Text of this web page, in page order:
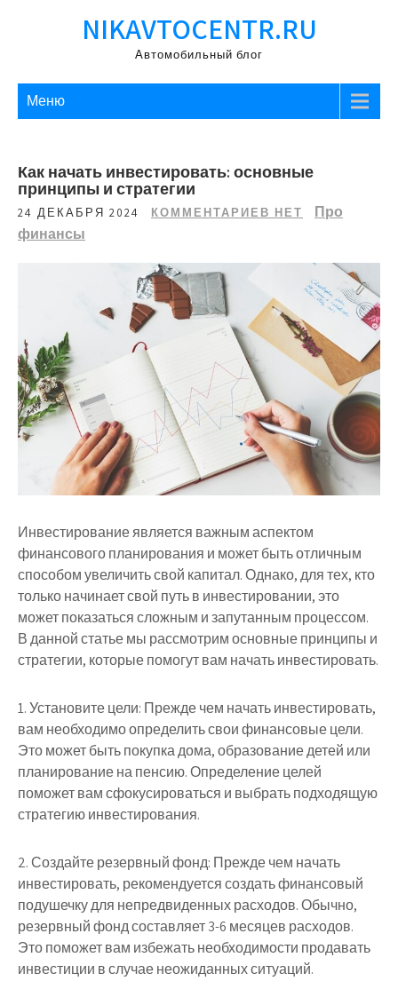
NIKAVTOCENTR.RU
Автомобильный блог
Меню
Как начать инвестировать: основные
принципы и стратегии
24 ДЕКАБРЯ 2024 КОММЕНТАРИЕВ НЕТ
Про
финансы
Инвестирование является важным аспектом
финансового планирования и может быть отличным
способом увеличить свой капитал. Однако, для тех, кто
только начинает свой путь в инвестировании, это
может показаться сложным и запутанным процессом.
В данной статье мы рассмотрим основные принципы и
стратегии, которые помогут вам начать инвестировать.
1. Установите цели: Прежде чем начать инвестировать,
вам необходимо определить свои финансовые цели.
Это может быть покупка дома, образование детей или
планирование на пенсию. Определение целей
поможет вам сфокусироваться и выбрать подходящую
стратегию инвестирования.
2. Создайте резервный фонд: Прежде чем начать
инвестировать, рекомендуется создать финансовый
подушечку для непредвиденных расходов. Обычно,
резервный фонд составляет 3-6 месяцев расходов.
Это поможет вам избежать необходимости продавать
инвестиции в случае неожиданных ситуаций.